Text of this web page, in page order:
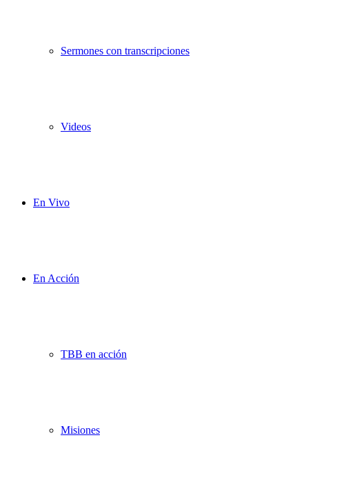
Sermones con transcripciones
Videos
En Vivo
En Acción
TBB en acción
Misiones